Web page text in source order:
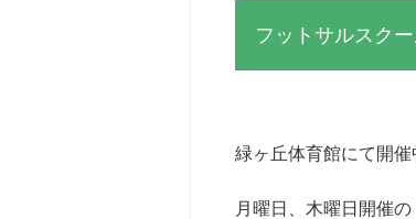
フットサルスクー
緑ヶ丘体育館にて開
月曜日、木曜日開催